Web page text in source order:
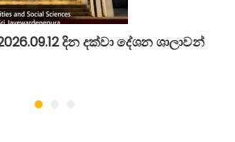
දින දක්වා දේශන ශාලාවන්